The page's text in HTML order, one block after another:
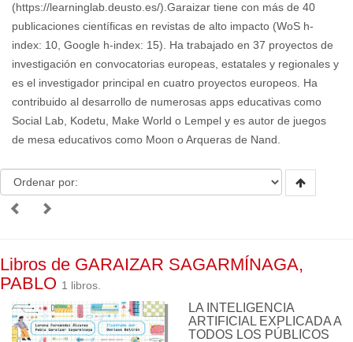
(https://learninglab.deusto.es/).Garaizar tiene con más de 40
publicaciones científicas en revistas de alto impacto (WoS h-
index: 10, Google h-index: 15). Ha trabajado en 37 proyectos de
investigación en convocatorias europeas, estatales y regionales y
es el investigador principal en cuatro proyectos europeos. Ha
contribuido al desarrollo de numerosas apps educativas como
Social Lab, Kodetu, Make World o Lempel y es autor de juegos
de mesa educativos como Moon o Arqueras de Nand.
Libros de GARAIZAR SAGARMÍNAGA,
PABLO 1 libros.
LA INTELIGENCIA
ARTIFICIAL EXPLICADA A
TODOS LOS PÚBLICOS